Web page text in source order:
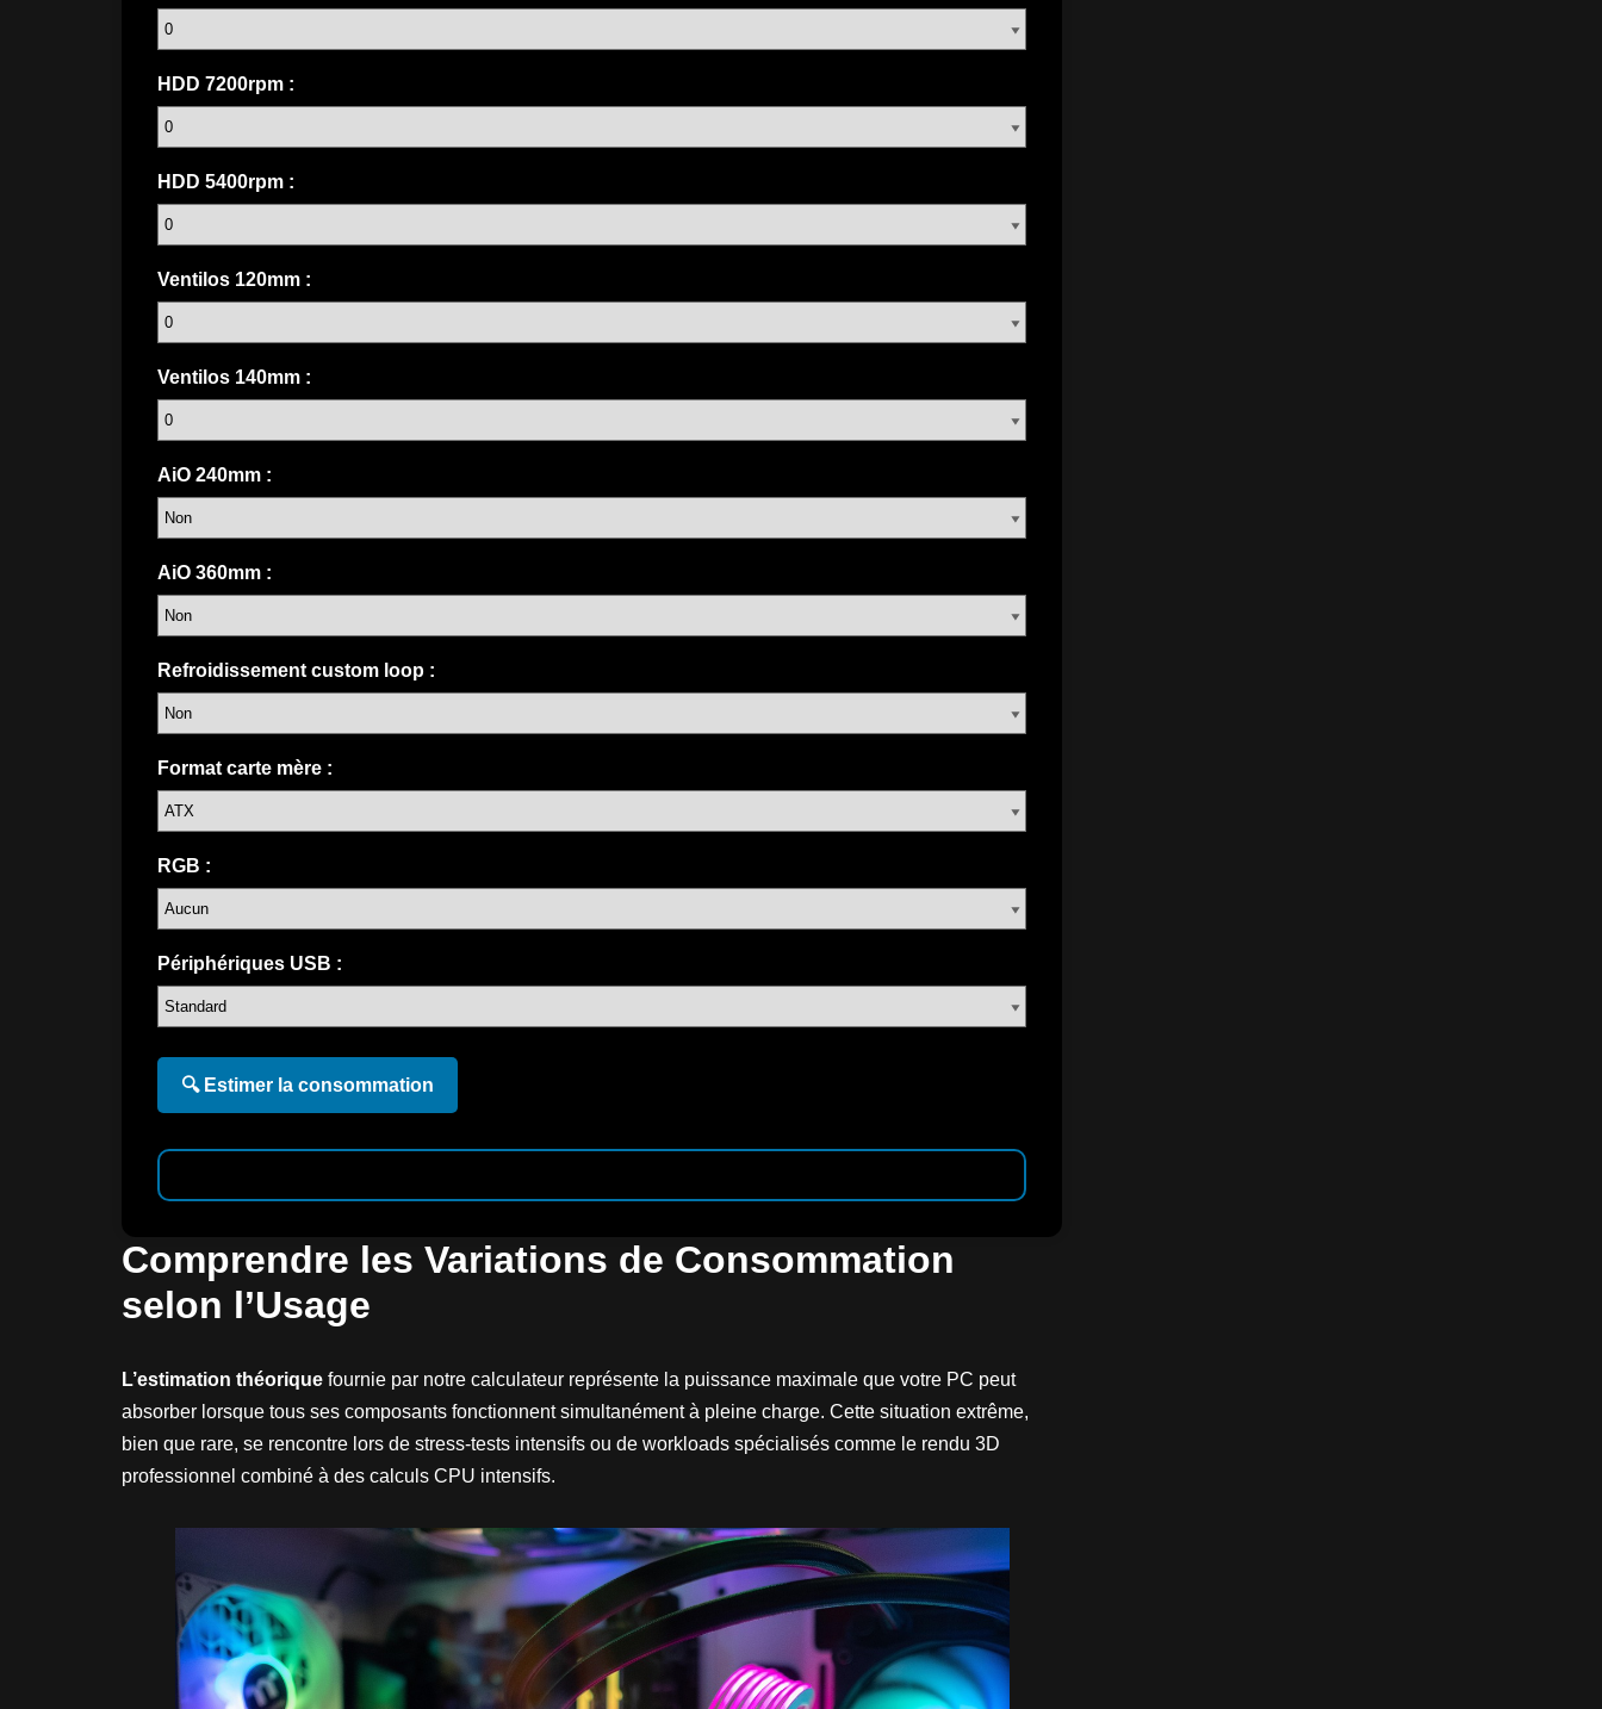
HDD 7200rpm :
HDD 5400rpm :
Ventilos 120mm :
Ventilos 140mm :
AiO 240mm :
AiO 360mm :
Refroidissement custom loop :
Format carte mère :
RGB :
Périphériques USB :
🔍 Estimer la consommation
Comprendre les Variations de Consommation
selon l’Usage
L’estimation théorique fournie par notre calculateur représente la puissance maximale que votre PC peut
absorber lorsque tous ses composants fonctionnent simultanément à pleine charge. Cette situation extrême,
bien que rare, se rencontre lors de stress-tests intensifs ou de workloads spécialisés comme le rendu 3D
professionnel combiné à des calculs CPU intensifs.